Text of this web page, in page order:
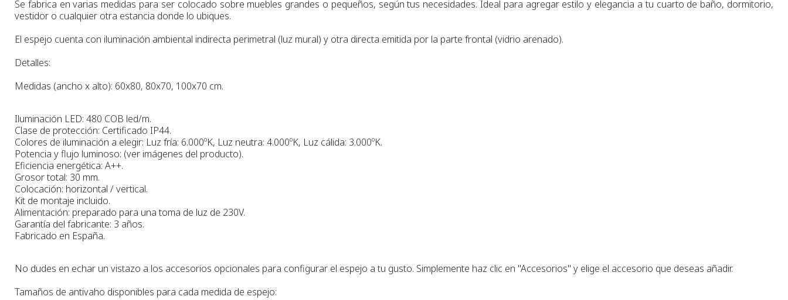
Se fabrica en varias medidas para ser colocado sobre muebles grandes o pequeños, según tus necesidades.Ideal para agregar estilo y elegancia a tu cuarto de baño, dormitorio,
vestidor o cualquier otra estancia donde lo ubiques.
El espejo cuenta con iluminación ambiental indirecta perimetral (luz mural) y otra directa emitida por la parte frontal (vidrio arenado).
Detalles:
Medidas (ancho x alto): 60x80, 80x70, 100x70 cm.
Iluminación LED: 480 COB led/m.
Clase de protección: Certificado IP44.
Colores de iluminación a elegir: Luz fría: 6.000ºK, Luz neutra: 4.000ºK, Luz cálida: 3.000ºK.
Potencia y flujo luminoso: (ver imágenes del producto).
Eficiencia energética: A++.
Grosor total: 30 mm.
Colocación: horizontal / vertical.
Kit de montaje incluido.
Alimentación: preparado para una toma de luz de 230V.
Garantía del fabricante: 3 años.
Fabricado en España.
No dudes en echar un vistazo a los accesorios opcionales para configurar el espejo a tu gusto. Simplemente haz clic en "Accesorios" y elige el accesorio que deseas añadir.
Tamaños de antivaho disponibles para cada medida de espejo: